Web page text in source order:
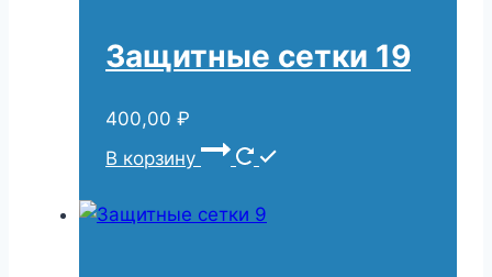
Защитные сетки 19
400,00 ₽
В корзину